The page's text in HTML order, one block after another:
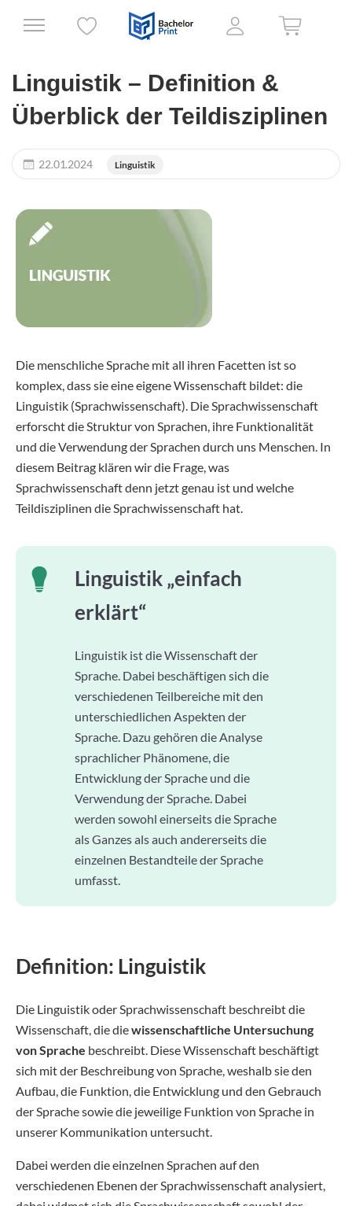
Linguistik – Definition &
Überblick der Teildisziplinen
22.01.2024 Linguistik
Die menschliche Sprache mit all ihren Facetten ist so
komplex, dass sie eine eigene Wissenschaft bildet: die
Linguistik (Sprachwissenschaft). Die Sprachwissenschaft
erforscht die Struktur von Sprachen, ihre Funktionalität
und die Verwendung der Sprachen durch uns Menschen. In
diesem Beitrag klären wir die Frage, was
Sprachwissenschaft denn jetzt genau ist und welche
Teildisziplinen die Sprachwissenschaft hat.
Linguistik „einfach
erklärt“
Linguistik ist die Wissenschaft der
Sprache. Dabei beschäftigen sich die
verschiedenen Teilbereiche mit den
unterschiedlichen Aspekten der
Sprache. Dazu gehören die Analyse
sprachlicher Phänomene, die
Entwicklung der Sprache und die
Verwendung der Sprache. Dabei
werden sowohl einerseits die Sprache
als Ganzes als auch andererseits die
einzelnen Bestandteile der Sprache
umfasst.
Definition: Linguistik
Die Linguistik oder Sprachwissenschaft beschreibt die
Wissenschaft, die diewissenschaftliche Untersuchung
von Sprache beschreibt. Diese Wissenschaft beschäftigt
sich mit der Beschreibung von Sprache, weshalb sie den
Aufbau, die Funktion, die Entwicklung und den Gebrauch
der Sprache sowie die jeweilige Funktion von Sprache in
unserer Kommunikation untersucht.
Dabei werden die einzelnen Sprachen auf den
verschiedenen Ebenen der Sprachwissenschaft analysiert,